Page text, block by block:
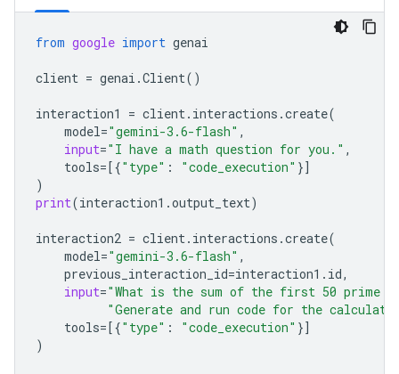
from google import genai
client = genai .Client()
interaction1 = client. interactions .create(
model="gemini-3.6-flash" ,
input="I have a math question for you." ,
tools=[{"type" : "code_execution" }]
)
print(interaction1 .output_text)
interaction2 = client. interactions .create(
model="gemini-3.6-flash" ,
previous_interaction_id=interaction1 . id,
input="What is the sum of the first 50 prime
"Generate and run code for the
tools=[{"type" : "code_execution" }]
)